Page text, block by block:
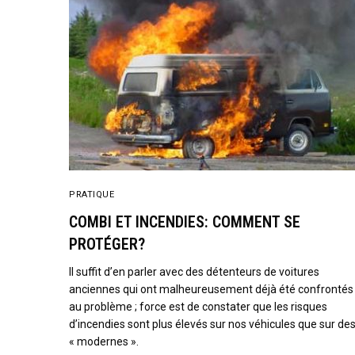
PRATIQUE
COMBI ET INCENDIES: COMMENT SE
PROTÉGER?
Il suffit d’en parler avec des détenteurs de voitures
anciennes qui ont malheureusement déjà été confrontés
au problème ; force est de constater que les risques
d’incendies sont plus élevés sur nos véhicules que sur
« modernes ».